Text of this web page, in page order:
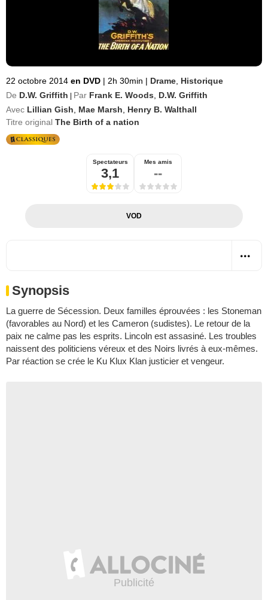
22 octobre 2014 en DVD | 2h 30min | Drame Historique
De D.W. Griffith Par Frank E. Woods
D.W. Griffith
Avec Lillian Gish Mae Marsh
Henry B. Walthall
Titre original The Birth of a nation
Spectateurs
3,1
Mes amis
--
VOD
Synopsis
La guerre de Sécession. Deux familles éprouvées : les Stoneman
(favorables au Nord) et les Cameron (sudistes). Le retour de la
paix ne calme pas les esprits. Lincoln est assasiné. Les troubles
naissent des politiciens véreux et des Noirs livrés à eux-mêmes.
Par réaction se crée le Ku Klux Klan justicier et vengeur.